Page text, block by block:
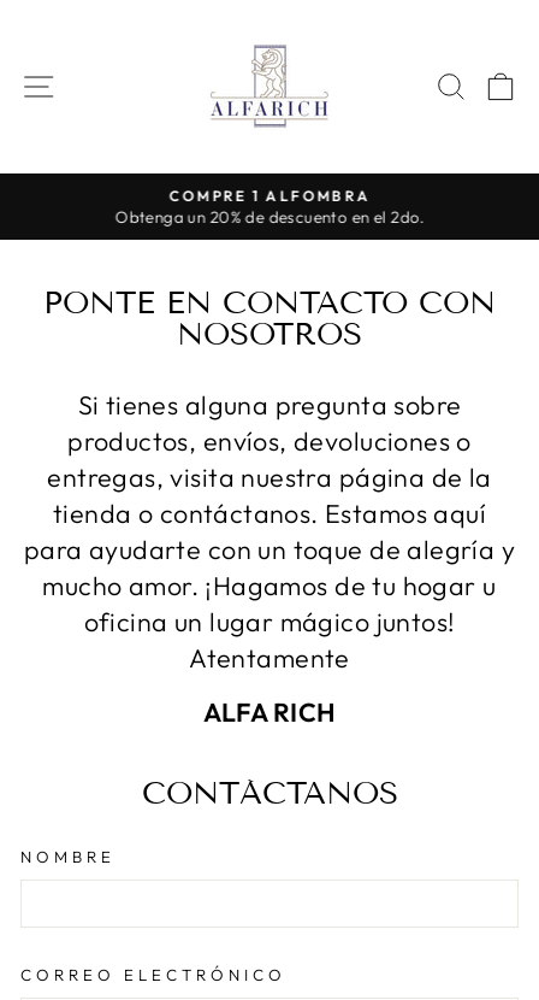
contenido
diapositivas
COMPRE 1 ALFOMBRA
Obtenga un 20% de descuento en el 2do.
PONTE EN CONTACTO CON
NOSOTROS
Si tienes alguna pregunta sobre
productos, envíos, devoluciones o
entregas, visita nuestra página de la
tienda o contáctanos. Estamos aquí
para ayudarte con un toque de alegría y
mucho amor. ¡Hagamos de tu hogar u
oficina un lugar mágico juntos!
Atentamente
ALFA RICH
CONTÁCTANOS
NOMBRE
CORREO ELECTRÓNICO